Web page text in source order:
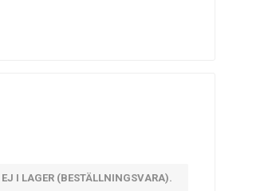
EJ I LAGER (BESTÄLLNINGSVARA).